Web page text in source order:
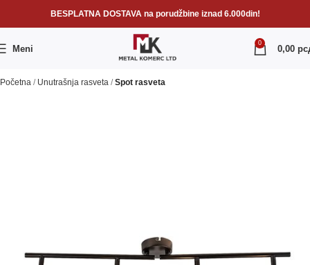
BESPLATNA DOSTAVA na porudžbine iznad 6.000din!
Meni
0
0,00
Početna Unutrašnja rasveta Spot rasveta